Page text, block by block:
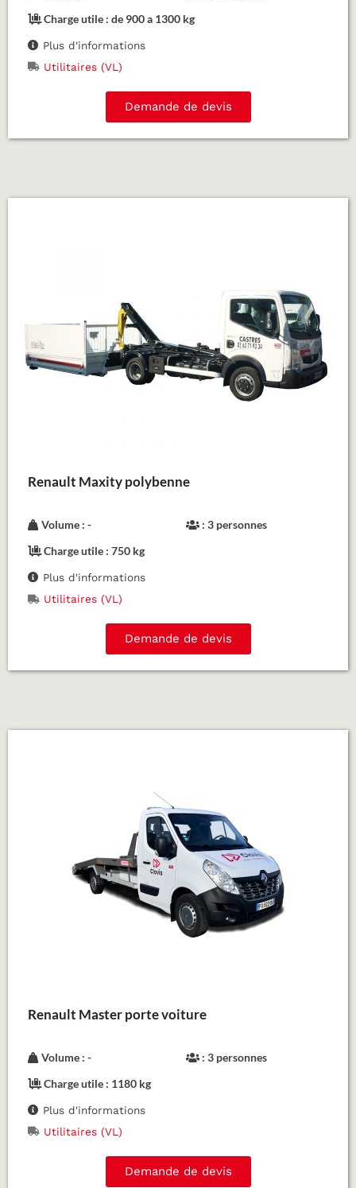
Charge utile : de 900 a 1300 kg
Plus d'informations
Utilitaires (VL)
Demande de devis
Renault Maxity polybenne
Volume : - : 3 personnes
Charge utile : 750 kg
Plus d'informations
Utilitaires (VL)
Demande de devis
Renault Master porte voiture
Volume : - : 3 personnes
Charge utile : 1180 kg
Plus d'informations
Utilitaires (VL)
Demande de devis